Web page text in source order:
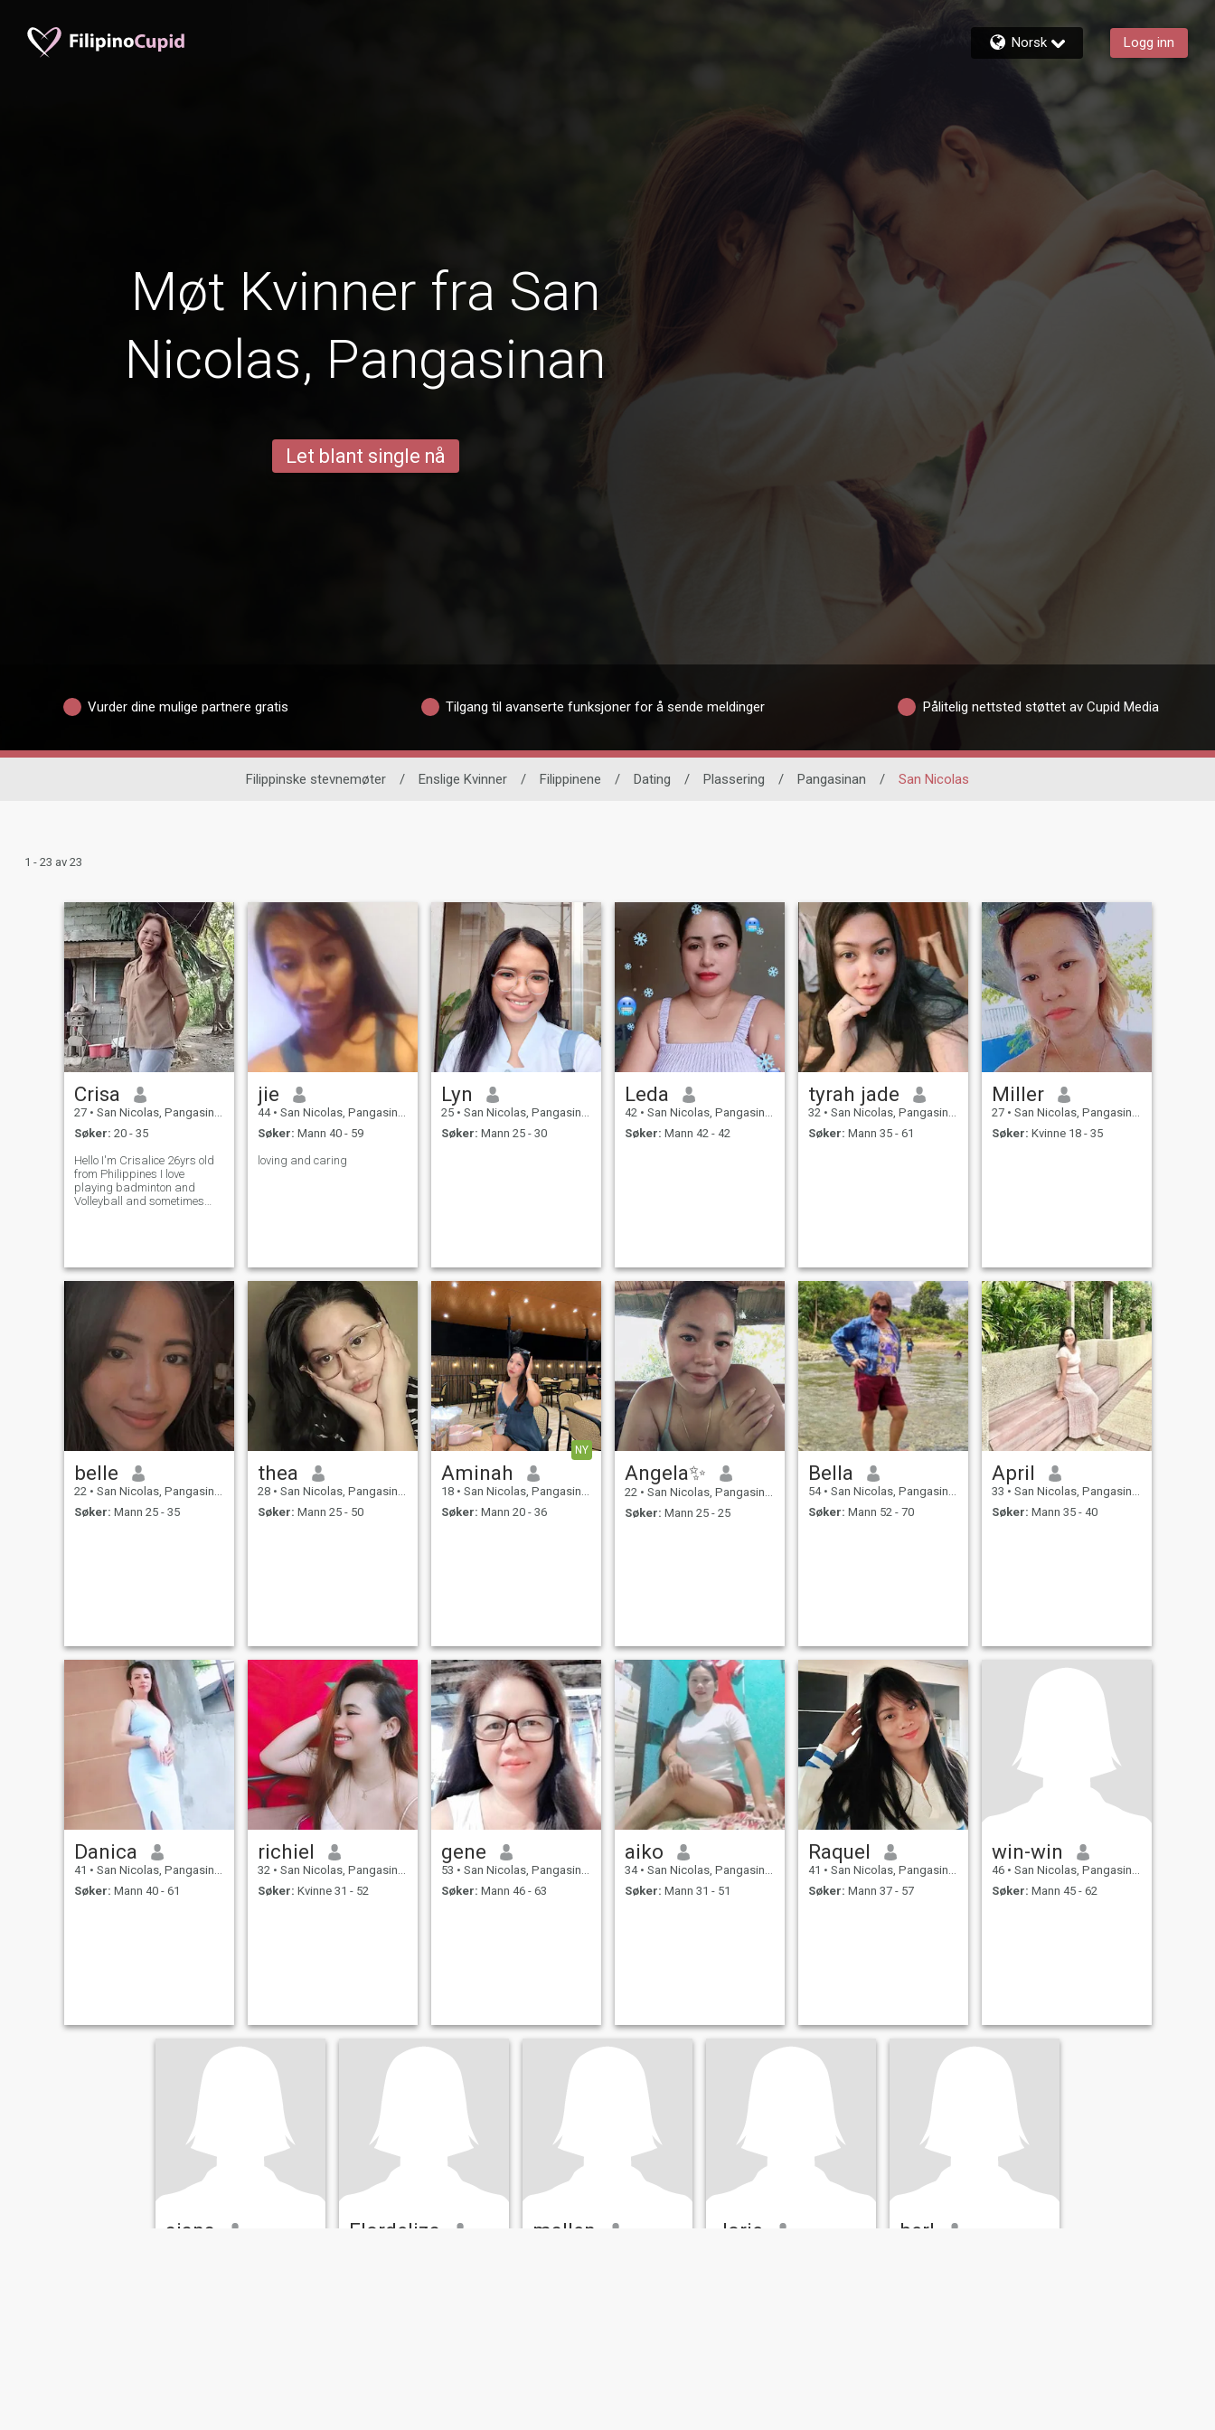
Norsk Logg inn
Møt Kvinner fra San
Nicolas, Pangasinan
Let blant single nå
Vurder dine mulige partnere gratis Tilgang til avanserte funksjoner for å sende meldinger Pålitelig nettsted støttet av Cupid Media
Filippinske stevnemøter / Enslige Kvinner / Filippinene / Dating / Plassering / Pangasinan / San Nicolas
1 - 23 av 23
Crisa
27 • San Nicolas, Pangasinan, Filippinene
Søker: 20 - 35
Hello I'm Crisalice 26yrs old
from Philippines I love
playing badminton and
Volleyball and sometimes
jie
44 • San Nicolas, Pangasinan, Filippinene
Søker: Mann 40 - 59
loving and caring
Lyn
25 • San Nicolas, Pangasinan, Filippinene
Søker: Mann 25 - 30
Leda
42 • San Nicolas, Pangasinan, Filippinene
Søker: Mann 42 - 42
tyrah jade
32 • San Nicolas, Pangasinan, Filippinene
Søker: Mann 35 - 61
Miller
27 • San Nicolas, Pangasinan, Filippinene
Søker: Kvinne 18 - 35
belle
22 • San Nicolas, Pangasinan, Filippinene
Søker: Mann 25 - 35
thea
28 • San Nicolas, Pangasinan, Filippinene
Søker: Mann 25 - 50
NY
Aminah
18 • San Nicolas, Pangasinan, Filippinene
Søker: Mann 20 - 36
Angela✨
22 • San Nicolas, Pangasinan, Filippinene
Søker: Mann 25 - 25
Bella
54 • San Nicolas, Pangasinan, Filippinene
Søker: Mann 52 - 70
April
33 • San Nicolas, Pangasinan, Filippinene
Søker: Mann 35 - 40
Danica
41 • San Nicolas, Pangasinan, Filippinene
Søker: Mann 40 - 61
richiel
32 • San Nicolas, Pangasinan, Filippinene
Søker: Kvinne 31 - 52
gene
53 • San Nicolas, Pangasinan, Filippinene
Søker: Mann 46 - 63
aiko
34 • San Nicolas, Pangasinan, Filippinene
Søker: Mann 31 - 51
Raquel
41 • San Nicolas, Pangasinan, Filippinene
Søker: Mann 37 - 57
win-win
46 • San Nicolas, Pangasinan, Filippinene
Søker: Mann 45 - 62
aiana Flordeliza mallen Jorie berl